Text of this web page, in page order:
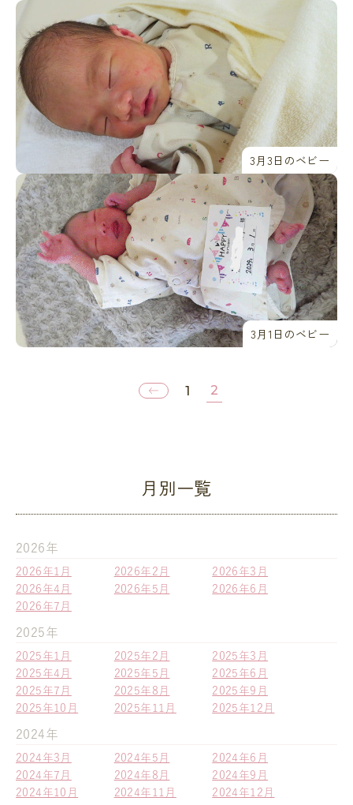
3月3日のベビー
3月1日のベビー
1 2
月別一覧
2026年
2026年1月 2026年2月
2026年3月
2026年4月
2026年5月
2026年6月
2026年7月
2025年
2025年1月 2025年2月
2025年3月
2025年4月
2025年5月
2025年6月
2025年7月
2025年8月
2025年9月
2025年10月
2025年11月 2025年12月
2024年
2024年3月 2024年5月
2024年6月
2024年7月
2024年8月
2024年9月
2024年10月
2024年11月 2024年12月